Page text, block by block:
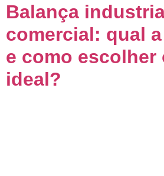
Balança
comercial: qual
e como escolher
ideal?